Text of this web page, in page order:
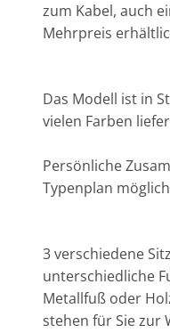
zum Kabel, auch
Mehrpreis
Das Modell ist in
vielen Farben
Persönliche
Typenplan
3 verschiedene
unterschiedliche
Metallfuß oder
stehen für Sie zur